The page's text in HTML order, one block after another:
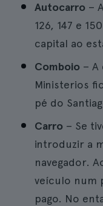
Autocarro –
126, 147 e
capital ao
Comboio – A
Ministerios
pé do
Carro – Se
introduzir a
navegador.
veículo num
pago. No